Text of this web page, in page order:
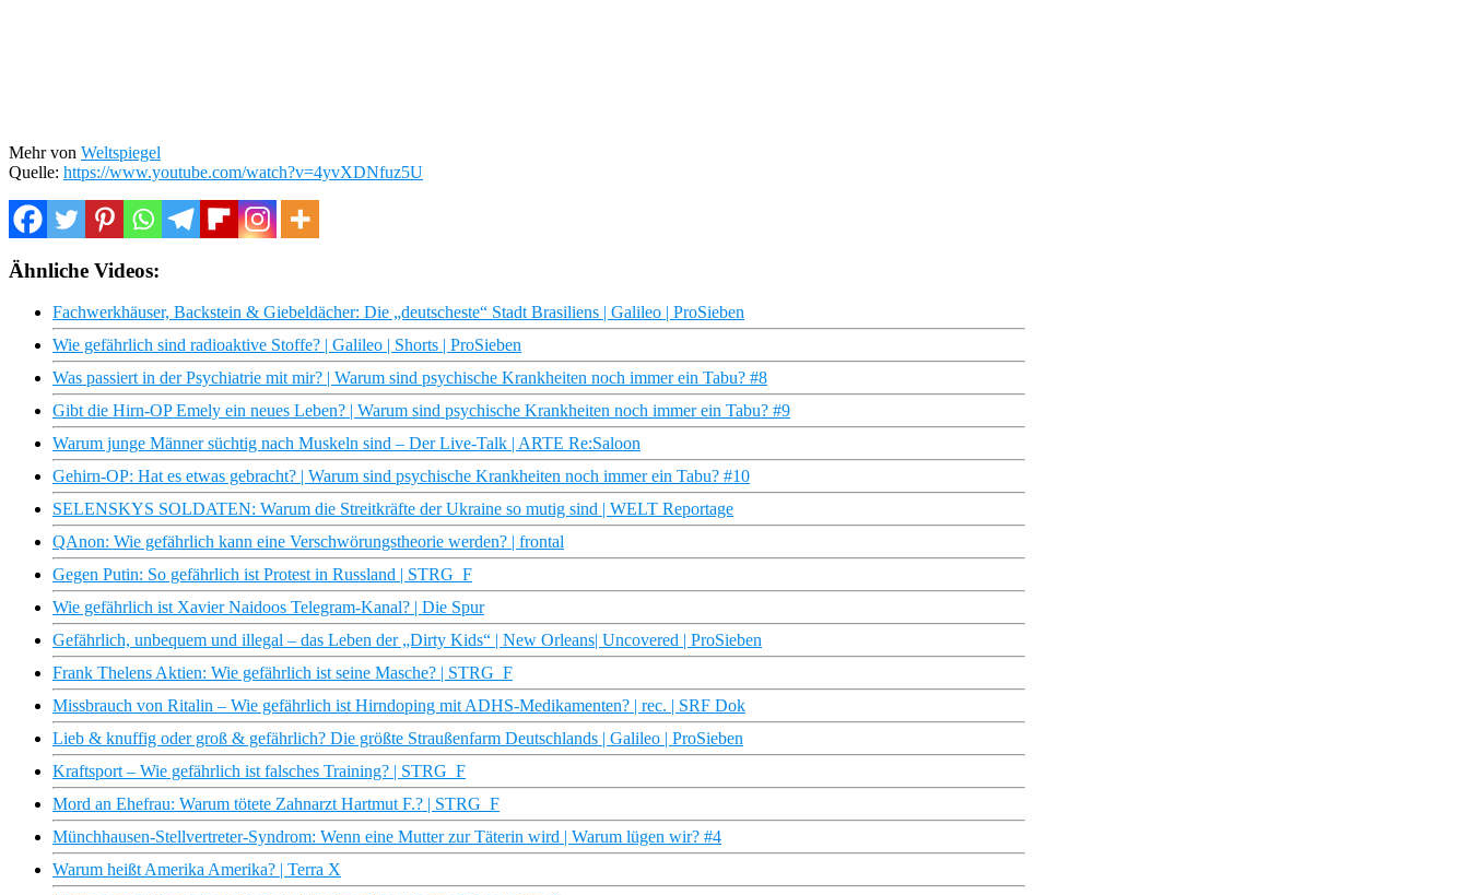
Mehr von Weltspiegel
Quelle: https://www.youtube.com/watch?v=4yvXDNfuz5U
Ähnliche Videos:
Fachwerkhäuser, Backstein & Giebeldächer: Die „deutscheste“ Stadt Brasiliens | Galileo | ProSieben
Wie gefährlich sind radioaktive Stoffe? | Galileo | Shorts | ProSieben
Was passiert in der Psychiatrie mit mir? | Warum sind psychische Krankheiten noch immer ein Tabu? #8
Gibt die Hirn-OP Emely ein neues Leben? | Warum sind psychische Krankheiten noch immer ein Tabu? #9
Warum junge Männer süchtig nach Muskeln sind – Der Live-Talk | ARTE Re:Saloon
Gehirn-OP: Hat es etwas gebracht? | Warum sind psychische Krankheiten noch immer ein Tabu? #10
SELENSKYS SOLDATEN: Warum die Streitkräfte der Ukraine so mutig sind | WELT Reportage
QAnon: Wie gefährlich kann eine Verschwörungstheorie werden? | frontal
Gegen Putin: So gefährlich ist Protest in Russland | STRG_F
Wie gefährlich ist Xavier Naidoos Telegram-Kanal? | Die Spur
Gefährlich, unbequem und illegal – das Leben der „Dirty Kids“ | New Orleans| Uncovered | ProSieben
Frank Thelens Aktien: Wie gefährlich ist seine Masche? | STRG_F
Missbrauch von Ritalin – Wie gefährlich ist Hirndoping mit ADHS-Medikamenten? | rec. | SRF Dok
Lieb & knuffig oder groß & gefährlich? Die größte Straußenfarm Deutschlands | Galileo | ProSieben
Kraftsport – Wie gefährlich ist falsches Training? | STRG_F
Mord an Ehefrau: Warum tötete Zahnarzt Hartmut F.? | STRG_F
Münchhausen-Stellvertreter-Syndrom: Wenn eine Mutter zur Täterin wird | Warum lügen wir? #4
Warum heißt Amerika Amerika? | Terra X